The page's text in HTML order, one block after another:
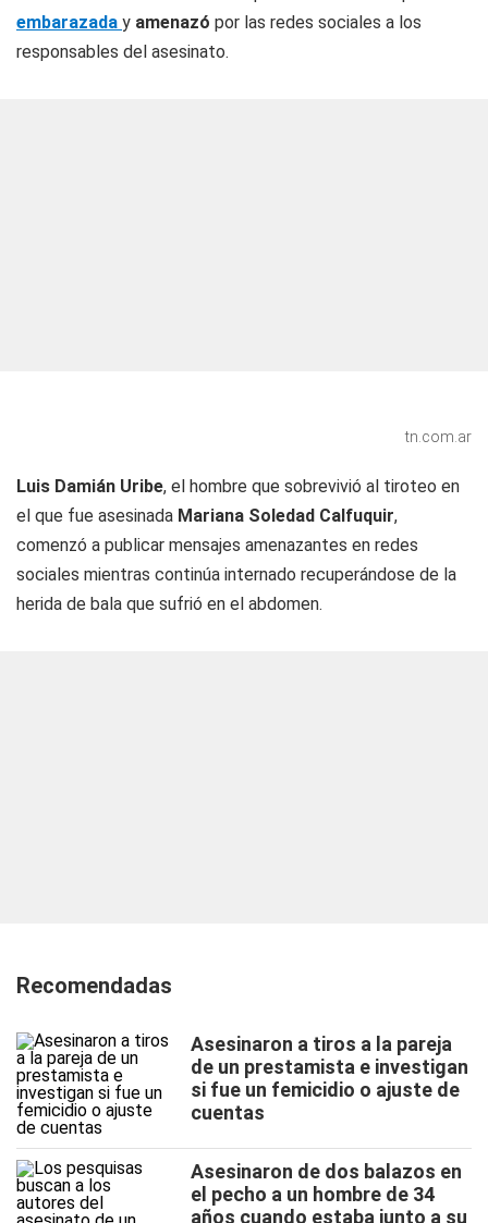
embarazada y amenazó por las redes sociales a los
responsables del asesinato.
tn.com.ar
Luis Damián Uribe, el hombre que sobrevivió al tiroteo en
el que fue asesinada Mariana Soledad Calfuquir,
comenzó a publicar mensajes amenazantes en redes
sociales mientras continúa internado recuperándose de la
herida de bala que sufrió en el abdomen.
Recomendadas
Asesinaron a tiros a la pareja
de un prestamista e investigan
si fue un femicidio o ajuste de
cuentas
Asesinaron de dos balazos en
el pecho a un hombre de 34
años cuando estaba junto a su